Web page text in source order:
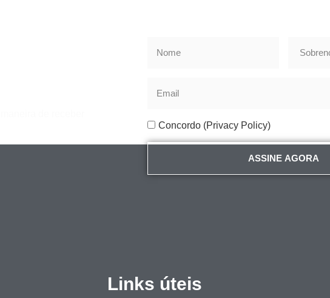
Concordo (Privacy Policy)
ASSINE AGORA
Links úteis